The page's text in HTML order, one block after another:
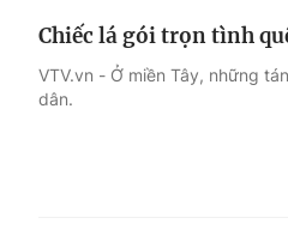
Chiếc lá gói trọn tình
VTV.vn - Ở miền Tây, những
dân.